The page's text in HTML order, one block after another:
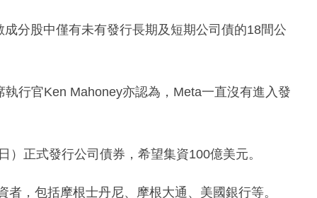
分股中僅有未有發行長期及短期公司債的18間公
行官Ken Mahoney亦認為，Meta一直沒有進入發
正式發行公司債券，希望集資100億美元。
，包括摩根士丹尼、摩根大通、美國銀行等。